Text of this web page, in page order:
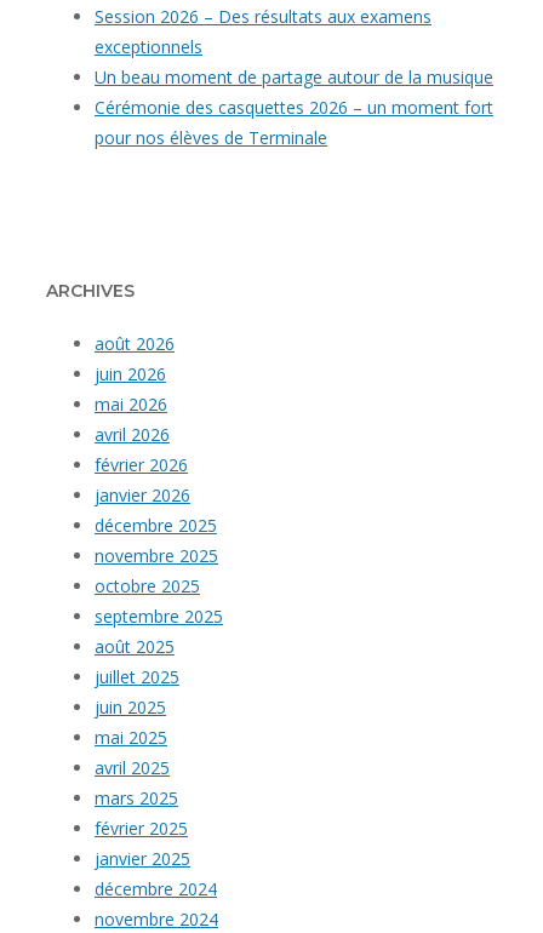
Session 2026 – Des résultats aux examens
exceptionnels
Un beau moment de partage autour de la musique
Cérémonie des casquettes 2026 – un moment fort
pour nos élèves de Terminale
ARCHIVES
août 2026
juin 2026
mai 2026
avril 2026
février 2026
janvier 2026
décembre 2025
novembre 2025
octobre 2025
septembre 2025
août 2025
juillet 2025
juin 2025
mai 2025
avril 2025
mars 2025
février 2025
janvier 2025
décembre 2024
novembre 2024